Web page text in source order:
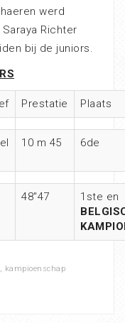
werd
Richter
bij de juniors.
Prestatie Plaats
10 m 45 6de
48″47
1ste en
, kampioenschap